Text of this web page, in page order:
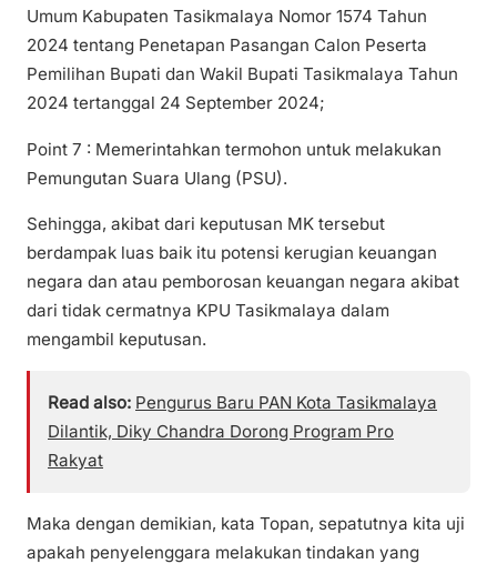
Umum Kabupaten Tasikmalaya Nomor 1574 Tahun
2024 tentang Penetapan Pasangan Calon Peserta
Pemilihan Bupati dan Wakil Bupati Tasikmalaya Tahun
2024 tertanggal 24 September 2024;
Point 7 : Memerintahkan termohon untuk melakukan
Pemungutan Suara Ulang (PSU).
Sehingga, akibat dari keputusan MK tersebut
berdampak luas baik itu potensi kerugian keuangan
negara dan atau pemborosan keuangan negara akibat
dari tidak cermatnya KPU Tasikmalaya dalam
mengambil keputusan.
Read also: Pengurus Baru PAN Kota Tasikmalaya
Dilantik, Diky Chandra Dorong Program Pro
Rakyat
Maka dengan demikian, kata Topan, sepatutnya kita uji
apakah penyelenggara melakukan tindakan yang